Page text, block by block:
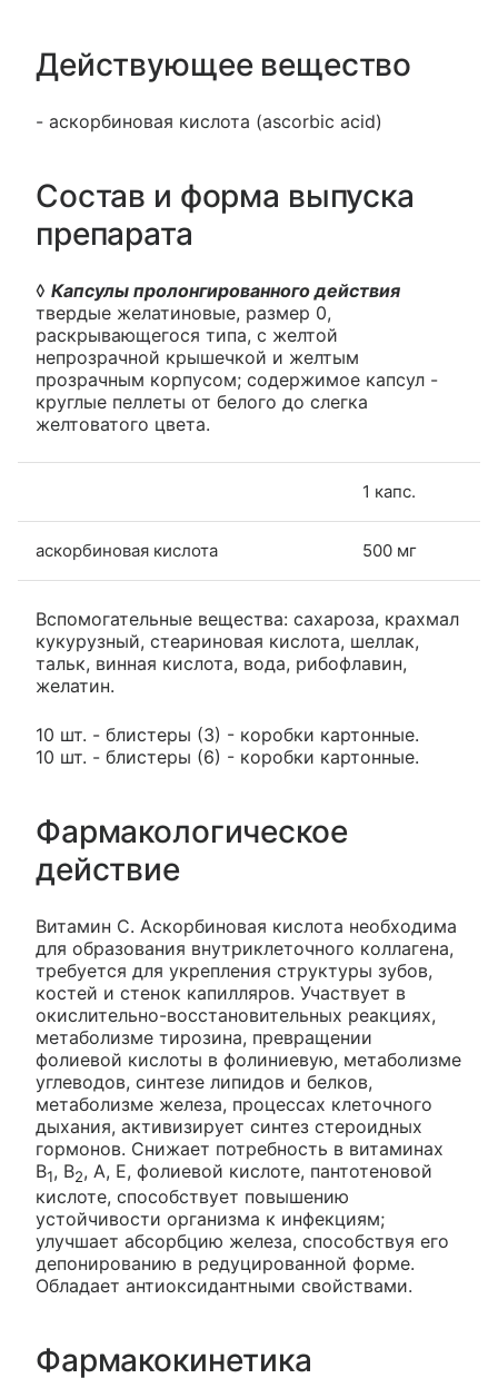
Действующее вещество
- аскорбиновая кислота (ascorbic acid)
Состав и форма выпуска
препарата
◊ Капсулы пролонгированного действия
твердые желатиновые, размер 0,
раскрывающегося типа, с желтой
непрозрачной крышечкой и желтым
прозрачным корпусом; содержимое капсул -
круглые пеллеты от белого до слегка
желтоватого цвета.
1 капс.
аскорбиновая кислота 500 мг
Вспомогательные вещества: сахароза, крахмал
кукурузный, стеариновая кислота, шеллак,
тальк, винная кислота, вода, рибофлавин,
желатин.
10 шт. - блистеры (3) - коробки картонные.
10 шт. - блистеры (6) - коробки картонные.
Фармакологическое
действие
Витамин С. Аскорбиновая кислота необходима
для образования внутриклеточного коллагена,
требуется для укрепления структуры зубов,
костей и стенок капилляров. Участвует в
окислительно-восстановительных реакциях,
метаболизме тирозина, превращении
фолиевой кислоты в фолиниевую, метаболизме
углеводов, синтезе липидов и белков,
метаболизме железа, процессах клеточного
дыхания, активизирует синтез стероидных
гормонов. Снижает потребность в витаминах
B1, B2, A, E, фолиевой кислоте, пантотеновой
кислоте, способствует повышению
устойчивости организма к инфекциям;
улучшает абсорбцию железа, способствуя его
депонированию в редуцированной форме.
Обладает антиоксидантными свойствами.
Фармакокинетика